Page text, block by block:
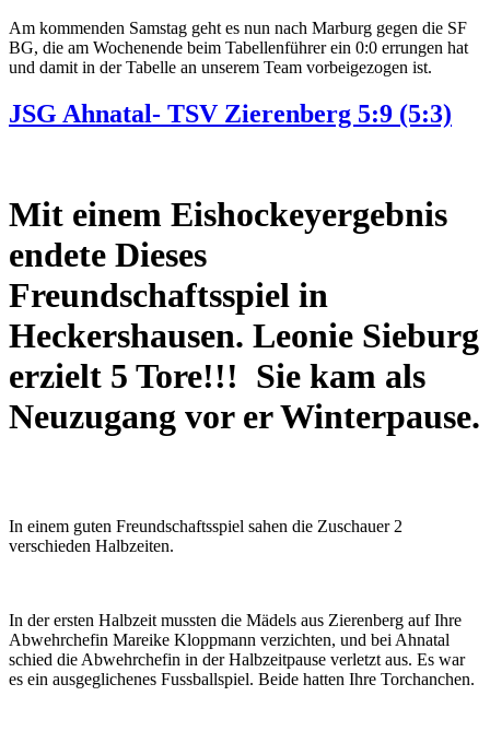
Am kommenden Samstag geht es nun nach Marburg gegen die SF
BG, die am Wochenende beim Tabellenführer ein 0:0 errungen hat
und damit in der Tabelle an unserem Team vorbeigezogen ist.
JSG Ahnatal- TSV Zierenberg 5:9 (5:3)
Mit einem Eishockeyergebnis
endete Dieses
Freundschaftsspiel in
Heckershausen. Leonie Sieburg
erzielt 5 Tore!!! Sie kam als
Neuzugang vor er Winterpause.
In einem guten Freundschaftsspiel sahen die Zuschauer 2
verschieden Halbzeiten.
In der ersten Halbzeit mussten die Mädels aus Zierenberg auf Ihre
Abwehrchefin Mareike Kloppmann verzichten, und bei Ahnatal
schied die Abwehrchefin in der Halbzeitpause verletzt aus. Es war
es ein ausgeglichenes Fussballspiel. Beide hatten Ihre Torchanchen.